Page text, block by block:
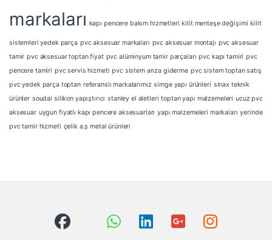
markaları kapı pencere bakım hizmetleri kilit menteşe değişimi kilit
sistemleri yedek parça pvc aksesuar markaları pvc aksesuar montajı pvc aksesuar
tamir pvc aksesuar toptan fiyat pvc alüminyum tamir parçaları pvc kapı tamiri pvc
pencere tamiri pvc servis hizmeti pvc sistem arıza giderme pvc sistem toptan satış
pvc yedek parça toptan referanslı markalarımız simge yapı ürünleri sinax teknik
ürünler soudal silikon yapıştırıcı stanley el aletleri toptan yapı malzemeleri ucuz pvc
aksesuar uygun fiyatlı kapı pencere aksesuarları yapı malzemeleri markaları yerinde
pvc tamir hizmeti çelik a.ş metal ürünleri